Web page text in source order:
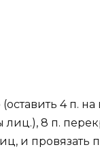
4 п.
8 п.
и провязать